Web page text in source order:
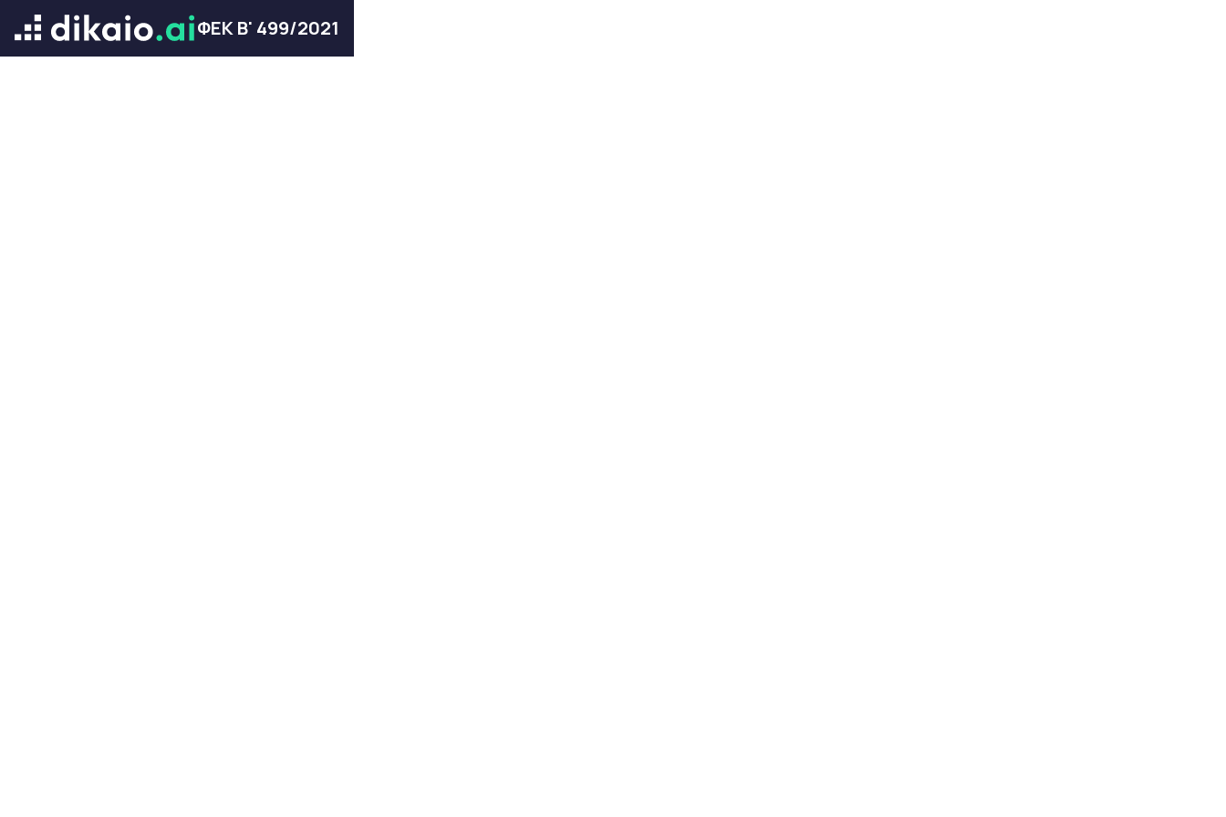
ΦΕΚ Β' 499/2021